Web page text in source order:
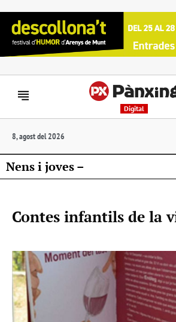
Digital
8, agost del 2026
Nens i joves –
Contes infantils de la